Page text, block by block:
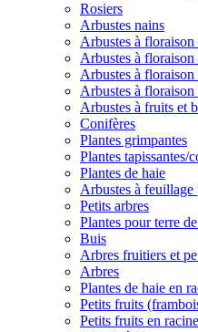
Rosiers
Arbustes nains
Arbustes à
Arbustes à floraison
Arbustes à floraison
Arbustes à
Arbustes à fruits et
Conifères
Plantes grimpantes
Plantes tapissantes/
Plantes de haie
Arbustes à feuillage
Petits arbres
Plantes pour terre
Buis
Arbres fruitiers et
Arbres
Plantes de haie en
Petits fruits
Petits fruits en